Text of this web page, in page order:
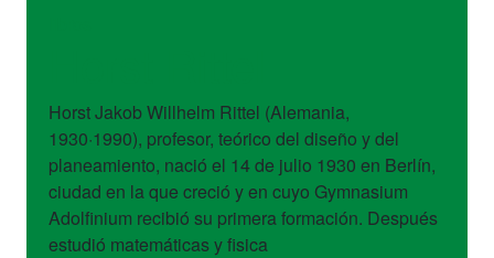
Horst Jakob Willhelm Rittel (Alemania,
1930·1990), profesor, teórico del diseño y del
planeamiento, nació el 14 de julio 1930 en Berlín,
ciudad en la que creció y en cuyo Gymnasium
Adolfinium recibió su primera formación. Después
estudió matemáticas y fisica